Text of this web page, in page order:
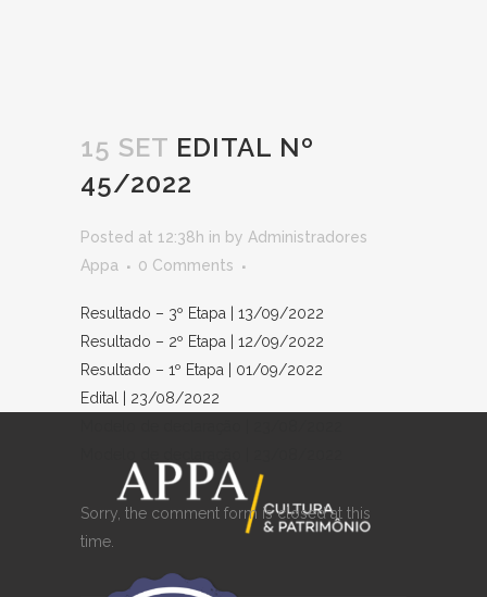
15 SET EDITAL Nº
45/2022
Posted at 12:38h in by Administradores
Appa
0 Comments
Resultado – 3º Etapa | 13/09/2022
Resultado – 2º Etapa | 12/09/2022
Resultado – 1º Etapa | 01/09/2022
Edital | 23/08/2022
Sorry, the comment form is closed at this
time.